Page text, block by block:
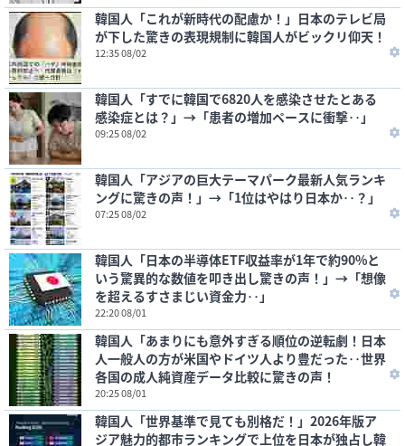
韓国人「これが新時代の配慮か！」日本のテレビ局
が下した驚きの表現規制に韓国人がビックリ仰天！
12:35 08/02
韓国人「すでに韓国で6820人を感染させたとある
感染症とは？」→「患者の増加ペースに衝撃‥」
09:25 08/02
韓国人「アジアの巨大テーマパーク最新人気ランキ
ングに驚きの声！」→「1位はやはり日本か‥？」
07:25 08/02
韓国人「日本の半導体ETF収益率が1年で約90%と
いう驚異的な数値を叩き出し驚きの声！」→「想像
を超えるすさまじい資金力‥」
22:20 08/01
韓国人「あまりにも意外すぎる順位の逆転劇！日本
人一般人の方が米国やドイツ人より豊だった‥世界
各国の成人純資産データ比較に驚きの声！
20:25 08/01
韓国人「世界基準で見ても別格だ！」2026年版ア
ジア魅力的都市ランキングで上位を日本が独占し韓